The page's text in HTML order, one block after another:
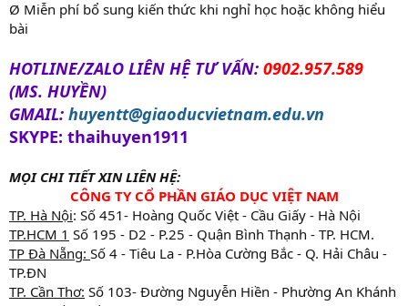
Ø Miễn phí bổ sung kiến thức khi nghỉ học hoặc không hiểu
bài
HOTLINE/ZALO LIÊN HỆ TƯ VẤN: 0902.957.589
(MS. HUYỀN)
GMAIL: huyentt@giaoducvietnam.edu.vn
SKYPE: thaihuyen1911
MỌI CHI TIẾT XIN LIÊN HỆ:
CÔNG TY CỔ PHẦN GIÁO DỤC VIỆT NAM
TP. Hà Nội: Số 451- Hoàng Quốc Việt - Cầu Giấy - Hà Nội
TP.HCM 1 Số 195 - D2 - P.25 - Quận Bình Thạnh - TP. HCM.
TP Đà Nẵng: Số 4 - Tiêu La - P.Hòa Cường Bắc - Q. Hải Châu -
TP.ĐN
TP. Cần Thơ: Số 103- Đường Nguyễn Hiền - Phường An Khánh